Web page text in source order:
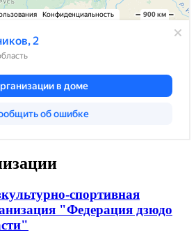
спортивная
"Федерация дзюдо